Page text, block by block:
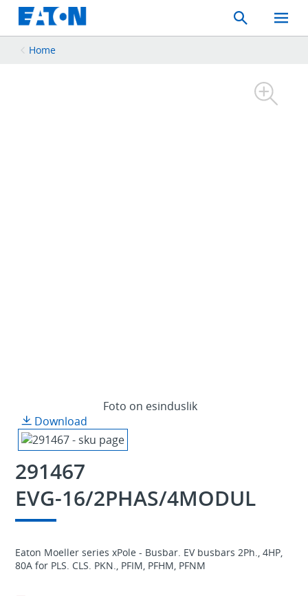
Search
Toggle
Mobile
Home
Foto on esinduslik
Download
291467
EVG-16/2PHAS/4MODUL
Eaton Moeller series xPole - Busbar. EV busbars 2Ph., 4HP,
80A for PLS. CLS. PKN., PFIM, PFHM, PFNM